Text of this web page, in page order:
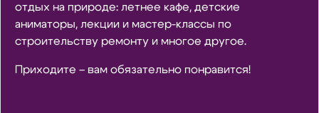
отдых на природе: летнее кафе, детские
аниматоры, лекции и мастер-классы по
строительству ремонту и многое другое.
Приходите – вам обязательно понравится!